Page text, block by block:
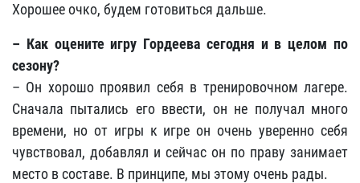
Хорошее очко, будем готовиться дальше.
– Как оцените игру Гордеева сегодня и в целом по
сезону?
– Он хорошо проявил себя в тренировочном лагере.
Сначала пытались его ввести, он не получал много
времени, но от игры к игре он очень уверенно себя
чувствовал, добавлял и сейчас он по праву занимает
место в составе. В принципе, мы этому очень рады.